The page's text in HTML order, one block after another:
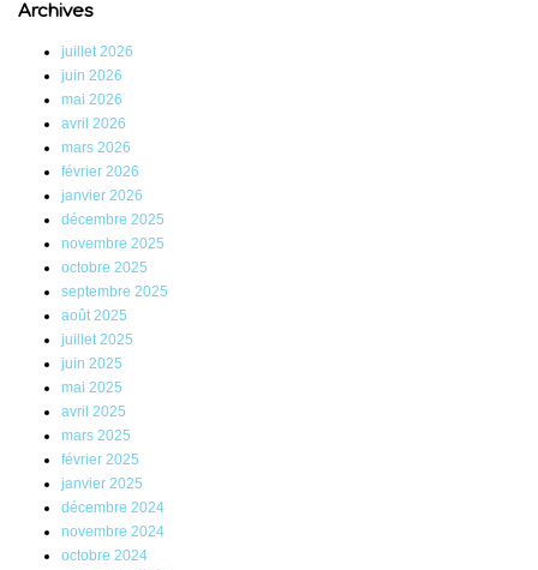
Archives
juillet 2026
juin 2026
mai 2026
avril 2026
mars 2026
février 2026
janvier 2026
décembre 2025
novembre 2025
octobre 2025
septembre 2025
août 2025
juillet 2025
juin 2025
mai 2025
avril 2025
mars 2025
février 2025
janvier 2025
décembre 2024
novembre 2024
octobre 2024